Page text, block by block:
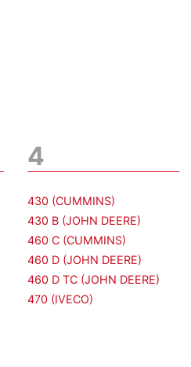
4
430 (CUMMINS)
430 B (JOHN DEERE)
460 C (CUMMINS)
460 D (JOHN DEERE)
460 D TC (JOHN DEERE)
470 (IVECO)